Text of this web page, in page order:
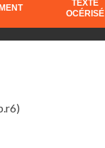
TEXTE
OCÉRISÉ